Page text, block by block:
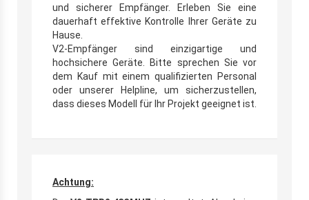
und sicherer Empfänger. Erleben Sie eine
dauerhaft effektive Kontrolle Ihrer Geräte zu
Hause.
V2-Empfänger sind einzigartige und
hochsichere Geräte. Bitte sprechen Sie vor
dem Kauf mit einem qualifizierten Personal
oder unserer Helpline, um sicherzustellen,
dass dieses Modell für Ihr Projekt geeignet ist.
Achtung: